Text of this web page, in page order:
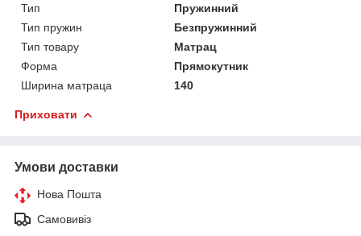
Тип
Пружинний
Тип пружин
Безпружинний
Тип товару
Матрац
Форма
Прямокутник
Ширина матраца
140
Приховати
Умови доставки
Нова Пошта
Самовивіз